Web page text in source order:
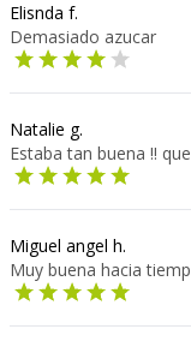
Elisnda f.
Demasiado azucar
Natalie g.
Estaba tan buena !!
Miguel angel h.
Muy buena hacia